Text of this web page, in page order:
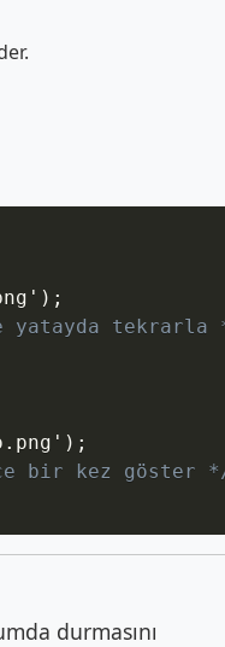
) ;
yatayda tekrarla
) ;
bir kez göster
durmasını